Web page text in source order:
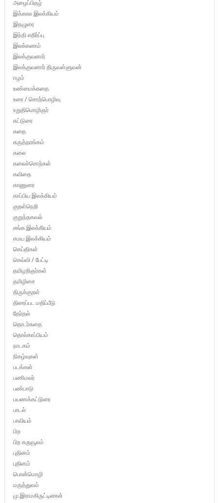
அழைப்பிதழ்
இக்கால இலக்கியம்
இதழுரை
இந்தி எதிர்ப்பு
இலக்கணம்
இலக்குவனார்
இலக்குவனார் திருவள்ளுவன்
ஈழம்
உண்மைக்கதை
உரை / சொற்பொழிவு
உறுதிமொழிஞர்
கட்டுரை
கதை
கருத்தரங்கம்
கலை
கலைச்சொற்கள்
கவிதை
காணுரை
காப்பிய இலக்கியம்
குறள்நெறி
குறுந்தகவல்
சங்க இலக்கியம்
சமய இலக்கியம்
செய்திகள்
செவ்வி / பேட்டி
தமிழறிஞர்கள்
தமிழிசை
திருக்குறள்
திரைப்பட மதிப்பீடு
தேர்தல்
தொடர்கதை
தொல்காப்பியம்
நாடகம்
நிகழ்வுகள்
படங்கள்
பணிமலர்
பண்பாடு
பயணக்கட்டுரை
பாடல்
பாவியம்
பிற
பிற கருவூலம்
புதினம்
புதினம்
பொன்மொழி
மருத்துவம்
மு.இராமகிருட்டிணன்